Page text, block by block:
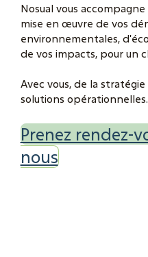
Nosual vous
mise en œuvre de vos
environnementales,
de vos impacts, pour un
Avec vous, de la
solutions opérationnelles.
Prenez rendez-
nous